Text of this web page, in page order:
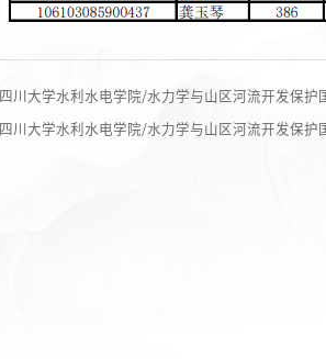
四川大学水利水电学院/水力学与山区河流开发保
四川大学水利水电学院/水力学与山区河流开发保